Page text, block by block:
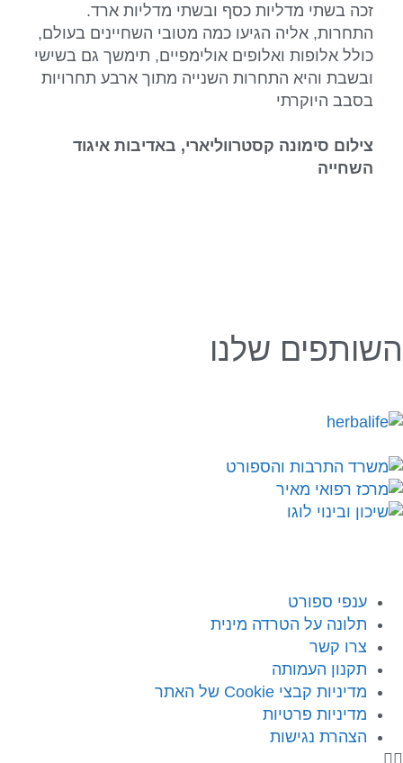
זכה בשתי מדליות כסף ובשתי מדליות ארד.
התחרות, אליה הגיעו כמה מטובי השחיינים בעולם,
כולל אלופות ואלופים אולימפיים, תימשך גם בשישי
ובשבת והיא התחרות השנייה מתוך ארבע תחרויות
בסבב היוקרתי
צילום סימונה קסטרווליארי, באדיבות איגוד
השחייה
השותפים שלנו
ענפי ספורט
תלונה על הטרדה מינית
צרו קשר
תקנון העמותה
מדיניות קבצי Cookie של האתר
מדיניות פרטיות
הצהרת נגישות